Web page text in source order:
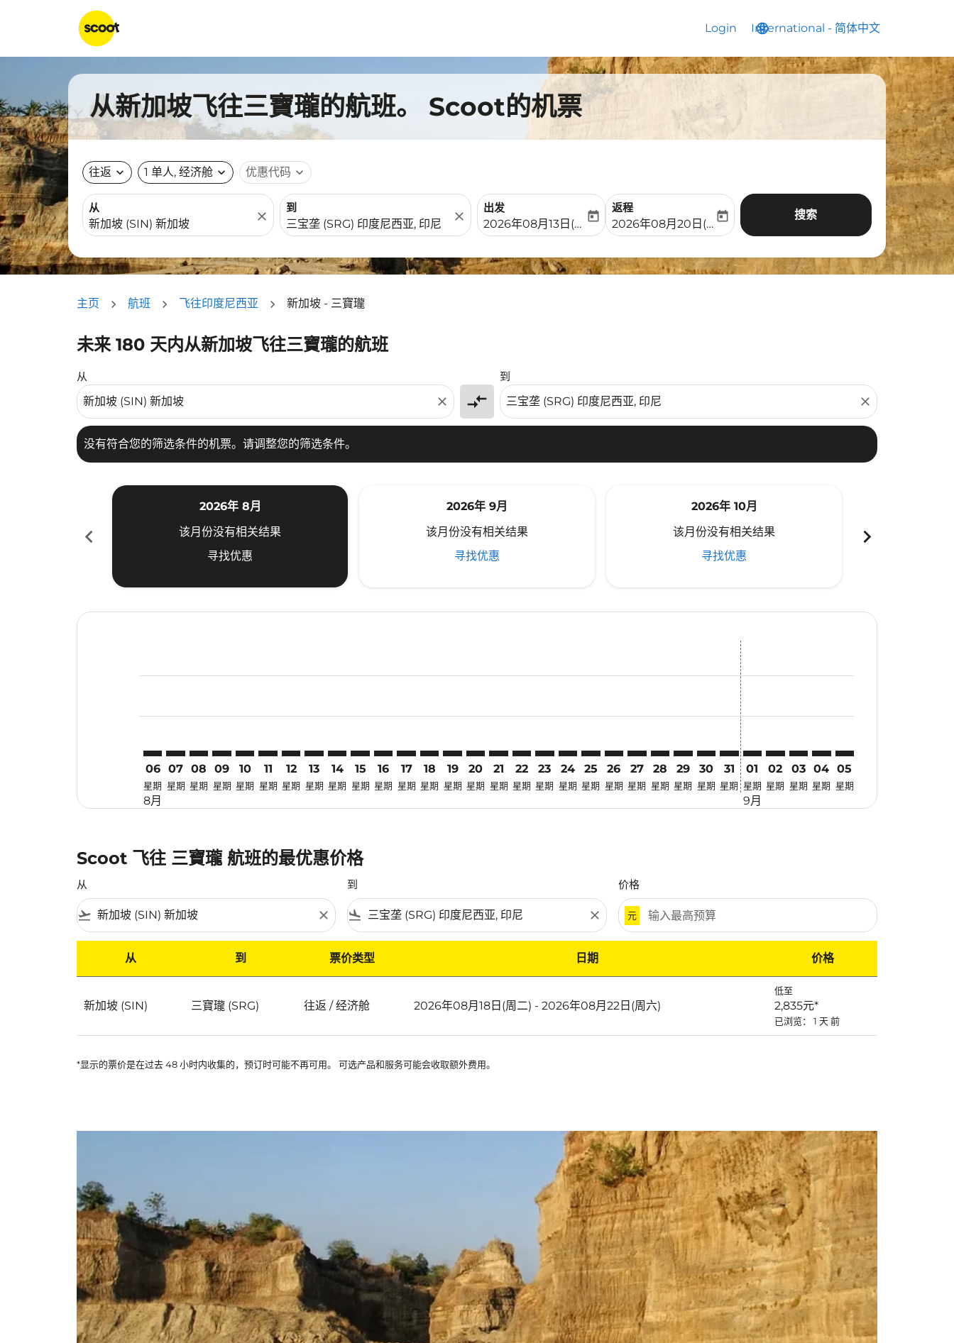
Login language
International - 简体中文
keyboard_arrow_down
从新加坡飞往三寶瓏的航班。 Scoot的机票
往返 expand_more 1 单人, 经济舱 expand_more 优惠代码 expand_more
从
close
到
close
出发
fc-booking-departure-date-aria-label
2026年08月13日(周四)
today
返程
fc-booking-return-date-aria-label
2026年08月20日(周四)
today 搜索
主页 航班 飞往印度尼西亚 新加坡 - 三寶瓏
未来 180 天内从新加坡飞往三寶瓏的航班
从
close compare_arrows
到
close
没有符合您的筛选条件的机票。请调整您的筛选条件。
没有符合您的筛选条件的机票。请调整您的筛选条件。
chevron_left
2026年 8月
该月份没有相关结果
寻找优惠
2026年 9月
该月份没有相关结果
寻找优惠
2026年 10月
该月份没有相关结果
寻找优惠
chevron_right
06
星期
8月
07
星期
08
星期
09
星期
10
星期
11
星期
12
星期
13
星期
14
星期
15
星期
16
星期
17
星期
18
星期
19
星期
20
星期
21
星期
SIN–SRG: cmp-view-offers-disclaimer. 寻找优惠
22
星期
SIN–SRG: cmp-view-offers-disclaimer. 寻找优惠
23
星期
SIN–SRG: cmp-view-offers-disclaimer. 寻找优惠
24
星期
SIN–SRG: cmp-view-offers-disclaimer. 寻找优惠
25
星期
SIN–SRG: cmp-view-offers-disclaimer. 寻找优惠
26
星期
SIN–SRG: cmp-view-offers-disclaimer. 寻找优惠
27
星期
SIN–SRG: cmp-view-offers-disclaimer. 寻找优惠
28
星期
SIN–SRG: cmp-view-offers-disclaimer. 寻找优惠
29
星期
SIN–SRG: cmp-view-offers-disclaimer. 寻找优惠
30
星期
SIN–SRG: cmp-view-offers-disclaimer. 寻找
31
星期
01
星期
9月
02
星期
03
星期
04
星期
05
星期
Scoot 飞往 三寶瓏 航班的最优惠价格
从
flight_takeoff close
到
flight_land close
价格
元
从 到 票价类型 日期 价格
新加坡 (SIN) 三寶瓏 (SRG) 往返 / 经济舱 2026年08月18日(周二) - 2026年08月22日(周六)
低至
2,835元*
已浏览： 1 天 前
*显示的票价是在过去 48 小时内收集的，预订时可能不再可用。 可选产品和服务可能会收取额外费用。